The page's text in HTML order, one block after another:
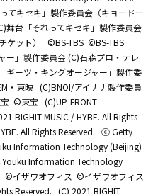
てキセキ」製作委員会（キョードー
舞台「それってキセキ」製作委員会
ケット）
©BS-TBS ©BS-TBS
ー」製作委員会 (C)石森プロ・テレ
ギーツ・キングオージャー」製作委
・東映 (C)BNOI/アイナナ製作委員
©東宝 (C)UP-FRONT
BIGHIT MUSIC / HYBE. All Rights
All Rights Reserved. ⓒ Getty
Information Technology (Beijing)
Youku Information Technology
©イザワオフィス ©イザワオフィス
Reserved. (C) 2021 BIGHIT